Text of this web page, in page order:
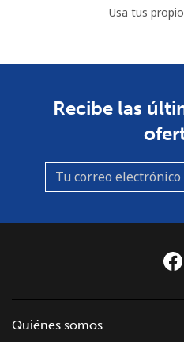
Usa tus
Recibe las
Quiénes somos